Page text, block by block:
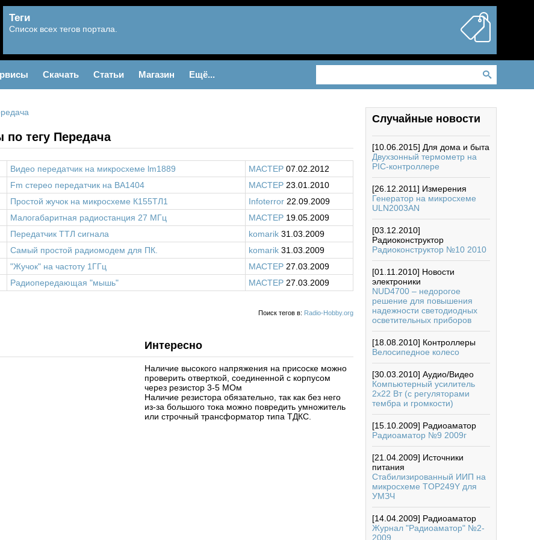
Теги
Список всех тегов портала.
Скачать Статьи Магазин Ещё...
по тегу Передача
Видео передатчик на микросхеме lm1889 MACTEP 07.02.2012
Fm стерео передатчик на BA1404 MACTEP 23.01.2010
Простой жучок на микросхеме К155ТЛ1 Infoterror 22.09.2009
Малогабаритная радиостанция 27 МГц MACTEP 19.05.2009
Передатчик ТТЛ сигнала komarik 31.03.2009
Самый простой радиомодем для ПК. komarik 31.03.2009
"Жучок" на частоту 1ГГц MACTEP 27.03.2009
Радиопередающая "мышь" MACTEP 27.03.2009
Поиск тегов в: Radio-Hobby.org
Интересно
Наличие высокого напряжения на присоске можно
проверить отверткой, соединенной с корпусом
через резистор 3-5 МОм
Наличие резистора обязательно, так как без него
из-за большого тока можно повредить умножитель
или строчный трансформатор типа ТДКС.
Случайные новости
[10.06.2015] Для дома и быта
Двухзонный термометр на
РIС-контроллере
[26.12.2011] Измерения
Генератор на микросхеме
ULN2003AN
[03.12.2010]
Радиоконструктор
Радиоконструктор №10 2010
[01.11.2010] Новости
электроники
NUD4700 – недорогое
решение для повышения
надежности светодиодных
осветительных приборов
[18.08.2010] Контроллеры
Велосипедное колесо
[30.03.2010] Аудио/Видео
Компьютерный усилитель
2х22 Вт (c регуляторами
тембра и громкости)
[15.10.2009] Радиоаматор
Радиоаматор №9 2009г
[21.04.2009] Источники
питания
Стабилизированный ИИП на
микросхеме TOP249Y для
УМЗЧ
[14.04.2009] Радиоаматор
Журнал "Радиоаматор" №2-
2009